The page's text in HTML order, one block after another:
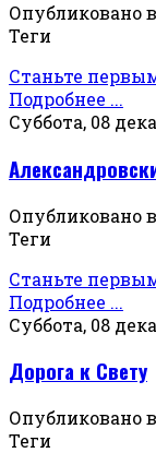
Опубликовано в
Теги
Станьте
Подробнее ...
Суббота, 08
Опубликовано в
Теги
Станьте
Подробнее ...
Суббота, 08
Дорога к Свету
Опубликовано в
Теги